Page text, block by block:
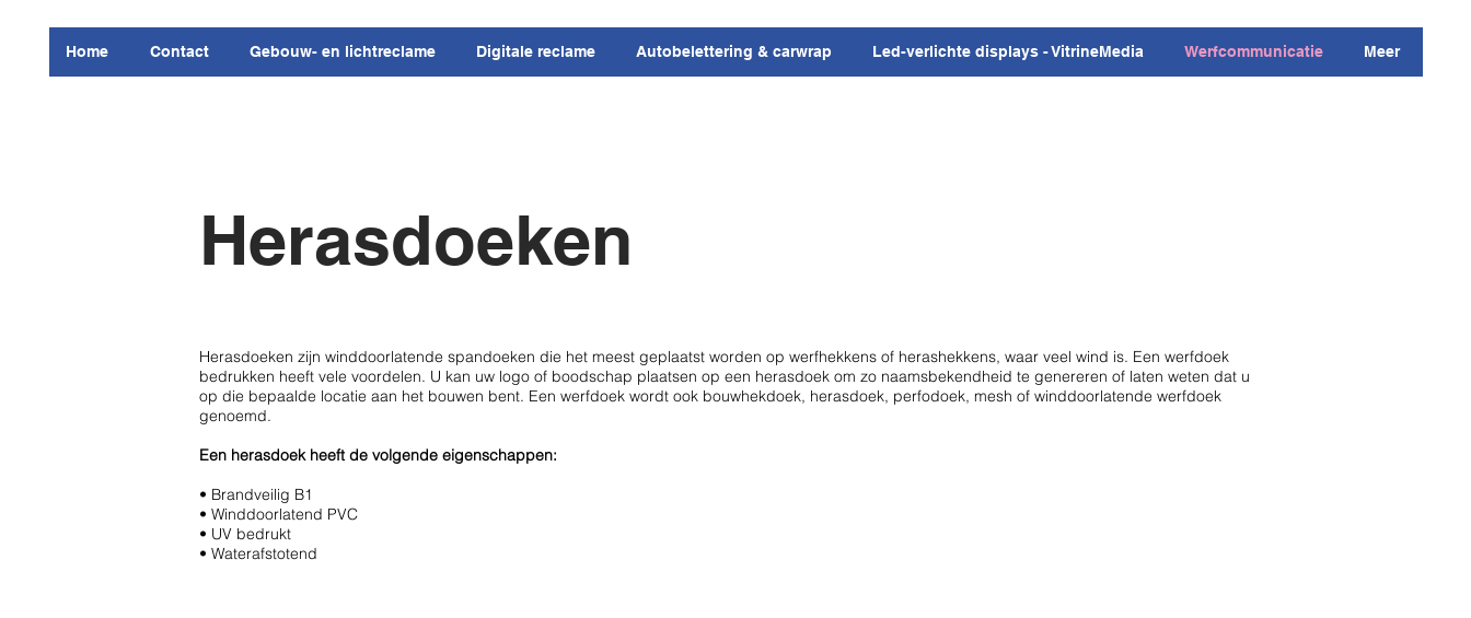
Home Contact Gebouw- en lichtreclame Digitale reclame Autobelettering & carwrap Led-verlichte displays - VitrineMedia Werfcommunicatie Meer
Herasdoeken
Herasdoeken zijn winddoorlatende spandoeken die het meest geplaatst worden op werfhekkens of herashekkens, waar veel wind is. Een werfdoek
bedrukken heeft vele voordelen. U kan uw logo of boodschap plaatsen op een herasdoek om zo naamsbekendheid te genereren of laten weten dat u
op die bepaalde locatie aan het bouwen bent. Een werfdoek wordt ook bouwhekdoek, herasdoek, perfodoek, mesh of winddoorlatende werfdoek
genoemd.
Een herasdoek heeft de volgende eigenschappen:
• Brandveilig B1
• Winddoorlatend PVC
• UV bedrukt
• Waterafstotend